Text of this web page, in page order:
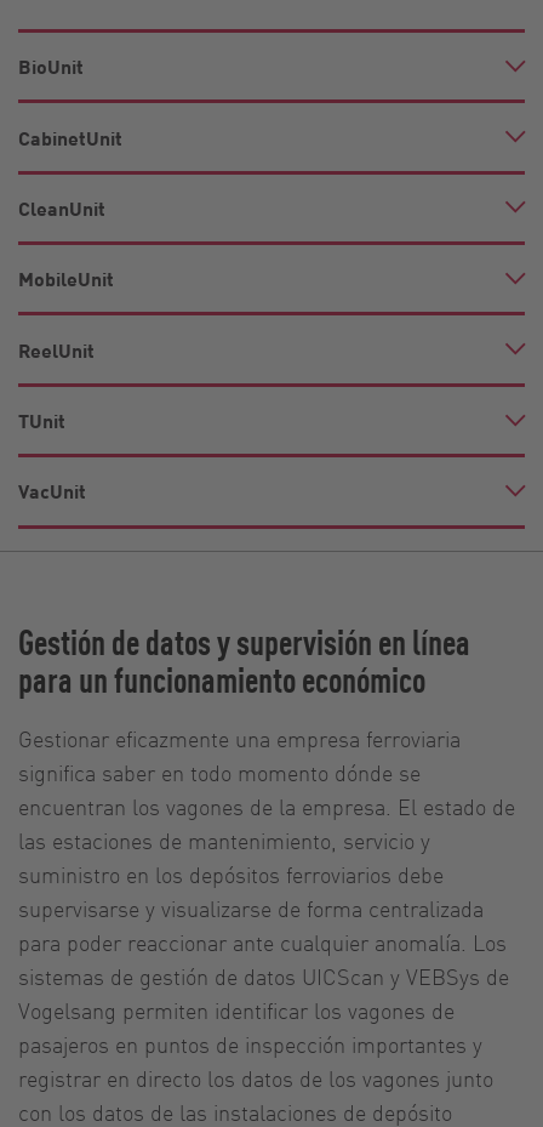
BioUnit
CabinetUnit
CleanUnit
MobileUnit
ReelUnit
TUnit
VacUnit
Gestión de datos y supervisión en línea
para un funcionamiento económico
Gestionar eficazmente una empresa ferroviaria
significa saber en todo momento dónde se
encuentran los vagones de la empresa. El estado de
las estaciones de mantenimiento, servicio y
suministro en los depósitos ferroviarios debe
supervisarse y visualizarse de forma centralizada
para poder reaccionar ante cualquier anomalía. Los
sistemas de gestión de datos UICScan y VEBSys de
Vogelsang permiten identificar los vagones de
pasajeros en puntos de inspección importantes y
registrar en directo los datos de los vagones junto
con los datos de las instalaciones de depósito